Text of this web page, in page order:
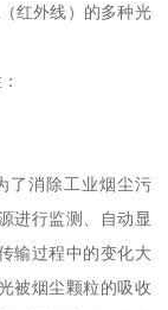
红外线）的多种光
了消除工业烟尘污
进行监测、自动显
输过程中的变化大
被烟尘颗粒的吸收